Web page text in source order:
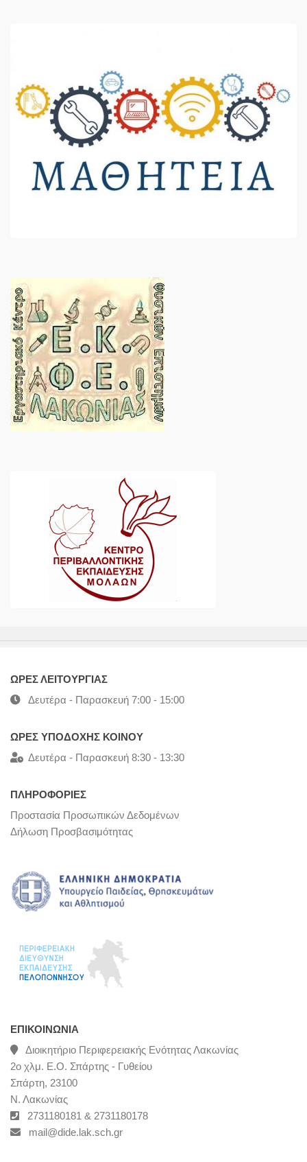
ΩΡΕΣ ΛΕΙΤΟΥΡΓΙΑΣ
Δευτέρα - Παρασκευή 7:00 - 15:00
ΩΡΕΣ ΥΠΟΔΟΧΗΣ ΚΟΙΝΟΥ
Δευτέρα - Παρασκευή 8:30 - 13:30
ΠΛΗΡΟΦΟΡΙΕΣ
Προστασία Προσωπικών Δεδομένων
Δήλωση Προσβασιμότητας
ΕΠΙΚΟΙΝΩΝΊΑ
Διοικητήριο Περιφερειακής Ενότητας Λακωνίας
2ο χλμ. Ε.Ο. Σπάρτης - Γυθείου
Σπάρτη, 23100
Ν. Λακωνίας
2731180181 & 2731180178
mail@dide.lak.sch.gr